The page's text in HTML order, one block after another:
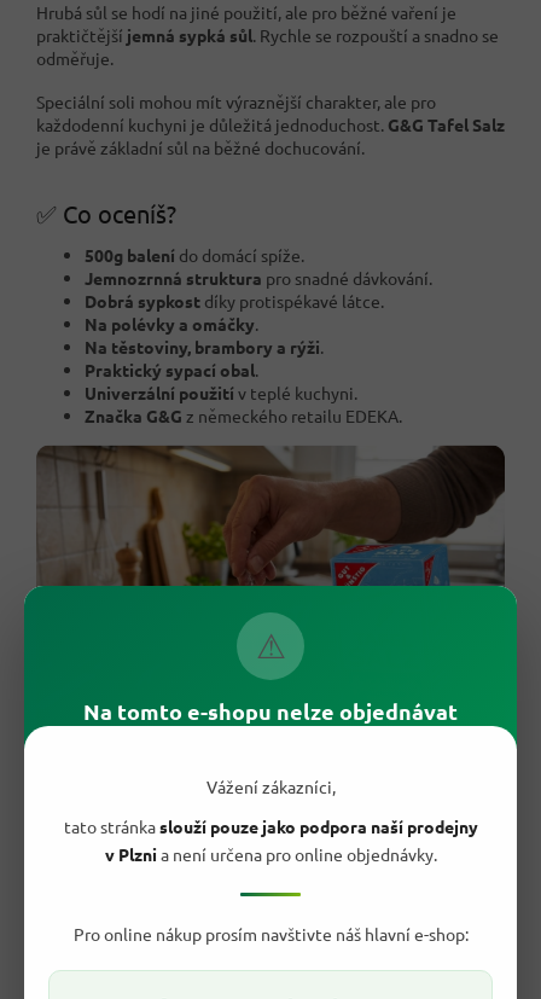
⚠
Na tomto e-shopu nelze objednávat
Vážení zákazníci,
tato stránkaslouží pouze jako podpora naší prodejny
v Plznia není určena pro online objednávky.
Pro online nákup prosím navštivte náš hlavní e-shop:
Hrubá sůl se hodí na jiné použití, ale pro běžné vaření je
praktičtější jemná sypká sůl. Rychle se rozpouští a snadno se
odměřuje.
Speciální soli mohou mít výraznější charakter, ale pro
každodenní kuchyni je důležitá jednoduchost. G&G Tafel Salz
je právě základní sůl na běžné dochucování.
✅ Co oceníš?
500g balení do domácí spíže.
Jemnozrnná struktura pro snadné dávkování.
Dobrá sypkost díky protispékavé látce.
Na polévky a omáčky.
Na těstoviny, brambory a rýži.
Praktický sypací obal.
Univerzální použití v teplé kuchyni.
Značka G&G z německého retailu EDEKA.
💡 Jak se solí pracovat chytře?
Sůl přidávej postupně a průběžně ochutnávej.
do hrnce.V omáčkách a polévkáchpočítej s tím, že při